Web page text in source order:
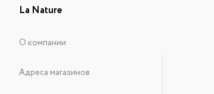
La Nature
О компании
Адреса магазинов